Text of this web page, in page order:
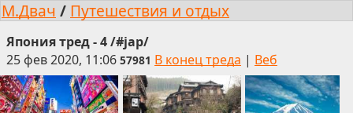
М.Двач / Путешествия и отдых
Япония тред - 4 /#jap/
25 фев 2020, 11:06 57981 В конец треда | Веб